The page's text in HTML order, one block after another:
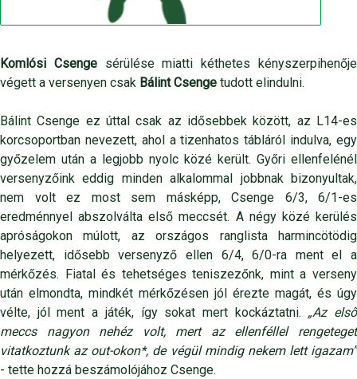
Komlósi Csengesérülése miatti kéthetes kényszerpihenője
végett a versenyen csak Bálint Csenge tudott elindulni.
Bálint Csenge ez úttal csak az idősebbek között, az L14-es
korcsoportban nevezett, ahol a tizenhatos tábláról indulva, egy
győzelem után a legjobb nyolc közé került. Győri ellenfelénél
versenyzőink eddig minden alkalommal jobbnak bizonyultak,
nem volt ez most sem másképp, Csenge 6/3, 6/1-es
eredménnyel abszolválta első meccsét. A négy közé kerülés
apróságokon múlott, az országos ranglista harmincötödig
helyezett, idősebb versenyző ellen 6/4, 6/0-ra ment el a
mérkőzés. Fiatal és tehetséges teniszezőnk, mint a verseny
után elmondta, mindkét mérkőzésen jól érezte magát, és úgy
vélte, jól ment a játék, így sokat mert kockáztatni. „Az első
meccs nagyon nehéz volt, mert az ellenféllel rengeteget
vitatkoztunk az out-okon*, de végül mindig nekem lett igazam”
- tette hozzá beszámolójához Csenge.